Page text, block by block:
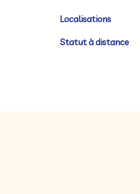
Localisations
Statut à distance